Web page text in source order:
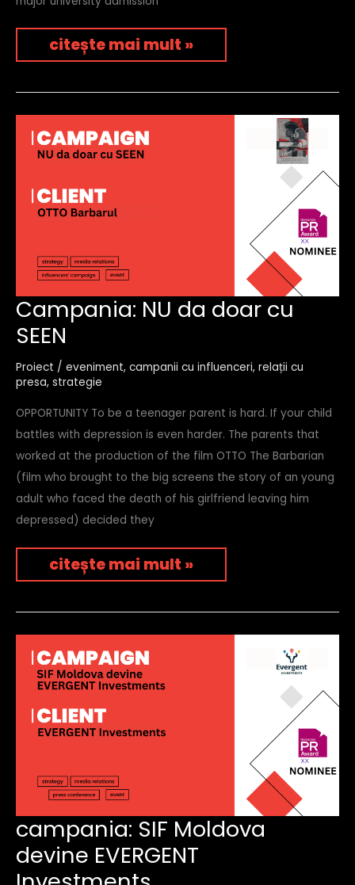
citește mai mult »
Campania: NU da doar cu
SEEN
Proiect / eveniment, campanii cu influenceri, relații cu
presa, strategie
OPPORTUNITY To be a teenager parent is hard. If your child
battles with depression is even harder. The parents that
worked at the production of the film OTTO The Barbarian
(film who brought to the big screens the story of an young
adult who faced the death of his girlfriend leaving him
depressed) decided they
campania:
nu
da
doar
cu
seen
citește mai mult »
campania: SIF Moldova
devine EVERGENT
campania:
sif
moldova
devine